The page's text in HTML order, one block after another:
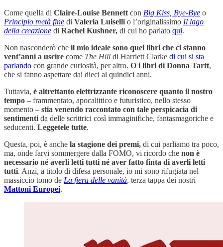
Come quella di Claire-Louise Bennett con Big Kiss, Bye-Bye o
Principio metà fine di Valeria Luiselli o l’originalissimo Il lago
della creazione di Rachel Kushner, di cui ho parlato qui.
Non nasconderò che il mio ideale sono quei libri che ci stanno
vent’anni a uscire come The Hill di Harriett Clarke di cui si sta
parlando con grande curiosità, per altro. O i libri di Donna Tartt,
che si fanno aspettare dai dieci ai quindici anni.
Tuttavia, è altrettanto elettrizzante riconoscere quanto il nostro
tempo – frammentato, apocalittico e futuristico, nello stesso
momento – stia venendo raccontato con tale perspicacia di
sentimenti da delle scrittrici così immaginifiche, fantasmagoriche e
seducenti. Leggetele tutte.
Questa, poi, è anche la stagione dei premi, di cui parliamo tra poco,
ma, onde farvi sommergere dalla FOMO, vi ricordo che non è
necessario né averli letti tutti né aver fatto finta di averli letti
tutti. Anzi, a titolo di difesa personale, io mi sono rifugiata nel
massiccio tomo de La fiera delle vanità, terza tappa dei nostri
Mattoni Europei.